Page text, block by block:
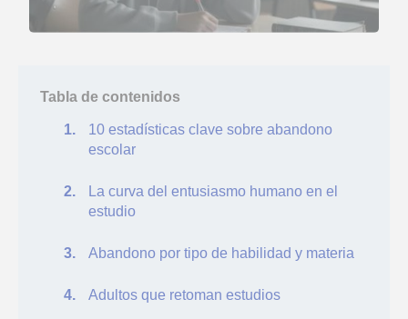
Tabla de contenidos
10 estadísticas clave sobre abandono
escolar
La curva del entusiasmo humano en el
estudio
Abandono por tipo de habilidad y materia
Adultos que retoman estudios